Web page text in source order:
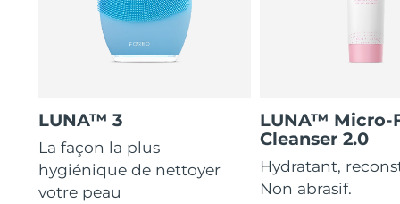
LUNA™ 3
La façon la plus
hygiénique de nettoyer
votre peau
LUNA™ Micro-
Cleanser 2.0
Hydratant,
Non abrasif.